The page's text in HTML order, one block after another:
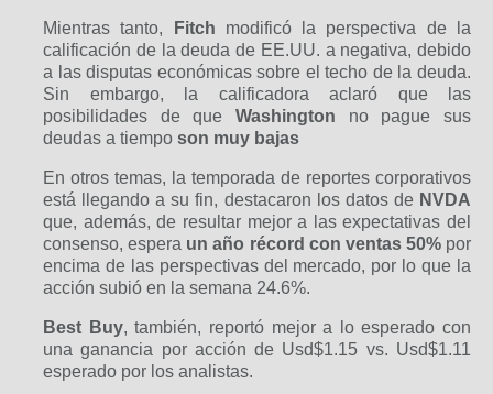
Mientras tanto, Fitch modificó la perspectiva de la
calificación de la deuda de EE.UU. a negativa, debido
a las disputas económicas sobre el techo de la deuda.
Sin embargo, la calificadora aclaró que las
posibilidades de que Washington no pague sus
deudas a tiempo son muy bajas
En otros temas, la temporada de reportes corporativos
está llegando a su fin, destacaron los datos de NVDA
que, además, de resultar mejor a las expectativas del
consenso,espera un año récord con ventas 50%por
encima de las perspectivas del mercado, por lo que la
acción subió en la semana 24.6%.
Best Buy, también, reportó mejor a lo esperado con
una ganancia por acción de Usd$1.15 vs. Usd$1.11
esperado por los analistas.